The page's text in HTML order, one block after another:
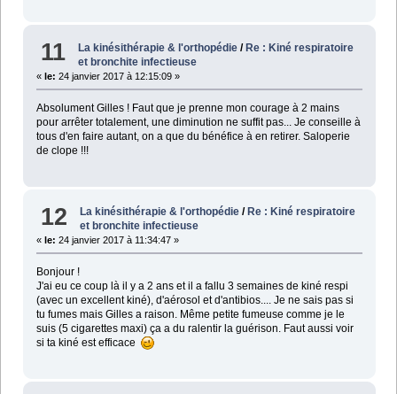
11 La kinésithérapie & l'orthopédie /Re : Kiné respiratoire
et bronchite infectieuse
« le: 24 janvier 2017 à 12:15:09 »
Absolument Gilles ! Faut que je prenne mon courage à 2 mains
pour arrêter totalement, une diminution ne suffit pas... Je conseille à
tous d'en faire autant, on a que du bénéfice à en retirer. Saloperie
de clope !!!
12 La kinésithérapie & l'orthopédie / Re : Kiné respiratoire
et bronchite infectieuse
« le: 24 janvier 2017 à 11:34:47 »
Bonjour !
J'ai eu ce coup là il y a 2 ans et il a fallu 3 semaines de kiné respi
(avec un excellent kiné), d'aérosol et d'antibios.... Je ne sais pas si
tu fumes mais Gilles a raison. Même petite fumeuse comme je le
suis (5 cigarettes maxi) ça a du ralentir la guérison. Faut aussi voir
si ta kiné est efficace